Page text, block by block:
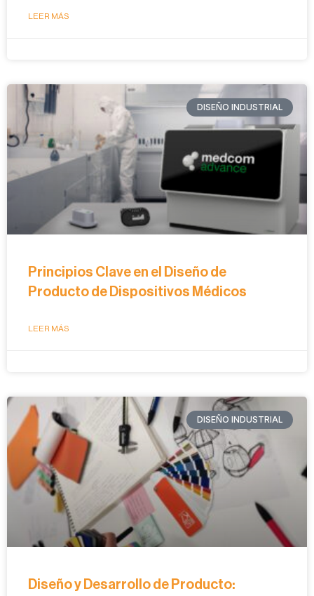
LEER MÁS
DISEÑO INDUSTRIAL
Principios Clave en el Diseño de
Producto de Dispositivos Médicos
LEER MÁS
DISEÑO INDUSTRIAL
Diseño y Desarrollo de Producto: